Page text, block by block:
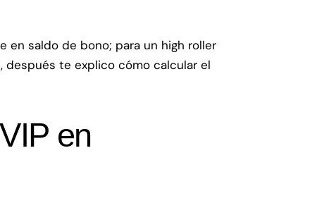
en saldo de bono; para un high roller
después te explico cómo calcular el
en